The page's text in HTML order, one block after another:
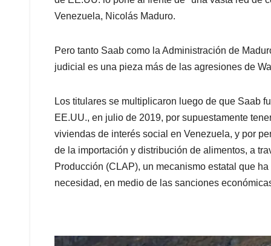
Venezuela, Nicolás Maduro.
Pero tanto Saab como la Administración de
judicial es una pieza más de las agresiones de
Los titulares se multiplicaron luego de que Saab
EE.UU., en julio de 2019, por supuestamente
viviendas de interés social en Venezuela, y por
de la importación y distribución de alimentos, a
Producción (CLAP), un mecanismo estatal que
necesidad, en medio de las sanciones